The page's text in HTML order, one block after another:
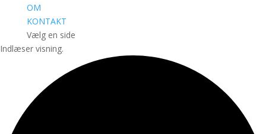
OM
KONTAKT
Vælg en side
Indlæser visning.